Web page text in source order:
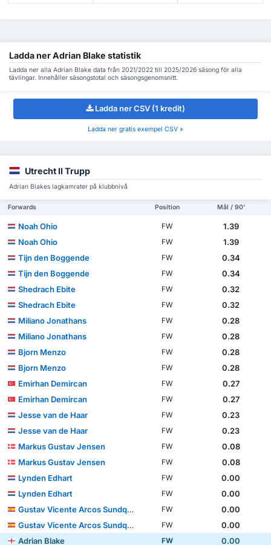
Ladda ner Adrian Blake statistik
Ladda ner alla Adrian Blake data från 2021/2022 till 2025/2026 säsong för alla
tävlingar. Innehåller säsongstotal och säsongsgenomsnitt.
Ladda ner CSV (1 kredit)
Ladda ner gratis exempel CSV »
Utrecht II Trupp
Adrian Blakes lagkamrater på klubbnivå
Forwards Position Mål / 90'
Noah Ohio FW
1.39
Noah Ohio
FW
1.39
Tijn den Boggende
FW
0.34
Tijn den Boggende
FW
0.34
Shedrach Ebite
FW
0.32
Shedrach Ebite
FW
0.32
Miliano Jonathans
FW
0.28
Miliano Jonathans
FW
0.28
Bjorn Menzo
FW
0.28
Bjorn Menzo
FW
0.28
Emirhan Demircan
FW
0.27
Emirhan Demircan
FW
0.27
Jesse van de Haar
FW
0.23
Jesse van de Haar
FW
0.23
Markus Gustav Jensen
FW
0.08
Markus Gustav Jensen
FW
0.08
Lynden Edhart
FW
0.00
Lynden Edhart
FW
0.00
Gustav Vicente Arcos Sundqvist
FW
0.00
Gustav Vicente Arcos Sundqvist
FW
0.00
Adrian Blake
FW 0.00